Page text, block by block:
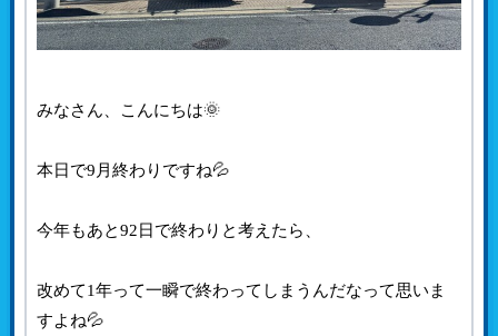
みなさん、こんにちは🌞
本日で9月終わりですね💦
今年もあと92日で終わりと考えたら、
改めて1年って一瞬で終わってしまうんだなって思いま
すよね💦